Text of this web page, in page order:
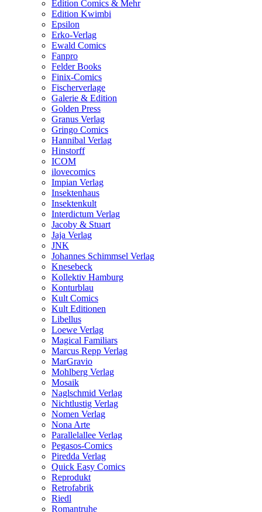
Edition Comics & Mehr
Edition Kwimbi
Epsilon
Erko-Verlag
Ewald Comics
Fanpro
Felder Books
Finix-Comics
Fischerverlage
Galerie & Edition
Golden Press
Granus Verlag
Gringo Comics
Hannibal Verlag
Hinstorff
ICOM
ilovecomics
Impian Verlag
Insektenhaus
Insektenkult
Interdictum Verlag
Jacoby & Stuart
Jaja Verlag
JNK
Johannes Schimmsel Verlag
Knesebeck
Kollektiv Hamburg
Konturblau
Kult Comics
Kult Editionen
Libellus
Loewe Verlag
Magical Familiars
Marcus Repp Verlag
MarGravio
Mohlberg Verlag
Mosaik
Naglschmid Verlag
Nichtlustig Verlag
Nomen Verlag
Nona Arte
Parallelallee Verlag
Pegasos-Comics
Piredda Verlag
Quick Easy Comics
Reprodukt
Retrofabrik
Riedl
Romantruhe